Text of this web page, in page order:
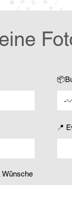
📍
Wünsche